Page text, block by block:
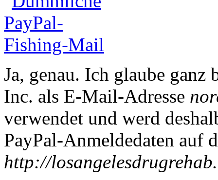
Ja, genau. Ich glaube ganz
Inc. als E-Mail-Adresse
verwendet und werd
PayPal-Anmeldedaten auf
http://